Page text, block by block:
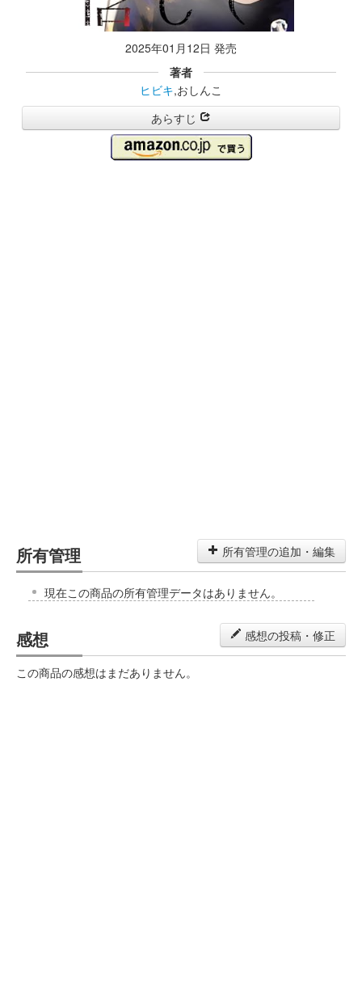
2025年01月12日 発売
著者
ヒビキ,おしんこ
あらすじ
所有管理 所有管理の追加・編集
現在この商品の所有管理データはありません。
感想 感想の投稿・修正
この商品の感想はまだありません。